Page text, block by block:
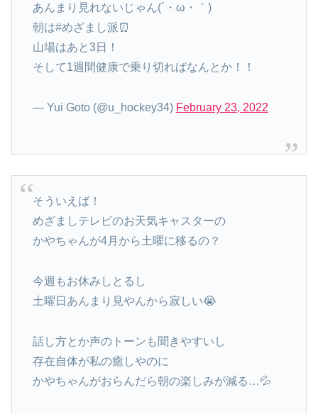
あんまり見れないじゃん(´・ω・｀)
朝は#めざまし派⏰
山場はあと3日！
そして1週間健康で乗り切ればなんとか！！
— Yui Goto (@u_hockey34) February 23, 2022
そういえば！
めざましテレビのお天気キャスターの
かやちゃんが4月から土曜に移るの？
今週もお休みしとるし
土曜日あんまり見やんから寂しい😭
話し方とか声のトーンも聞きやすいし
存在自体が私の癒しやのに
かやちゃんがおらんだら朝の楽しみが減る…💦